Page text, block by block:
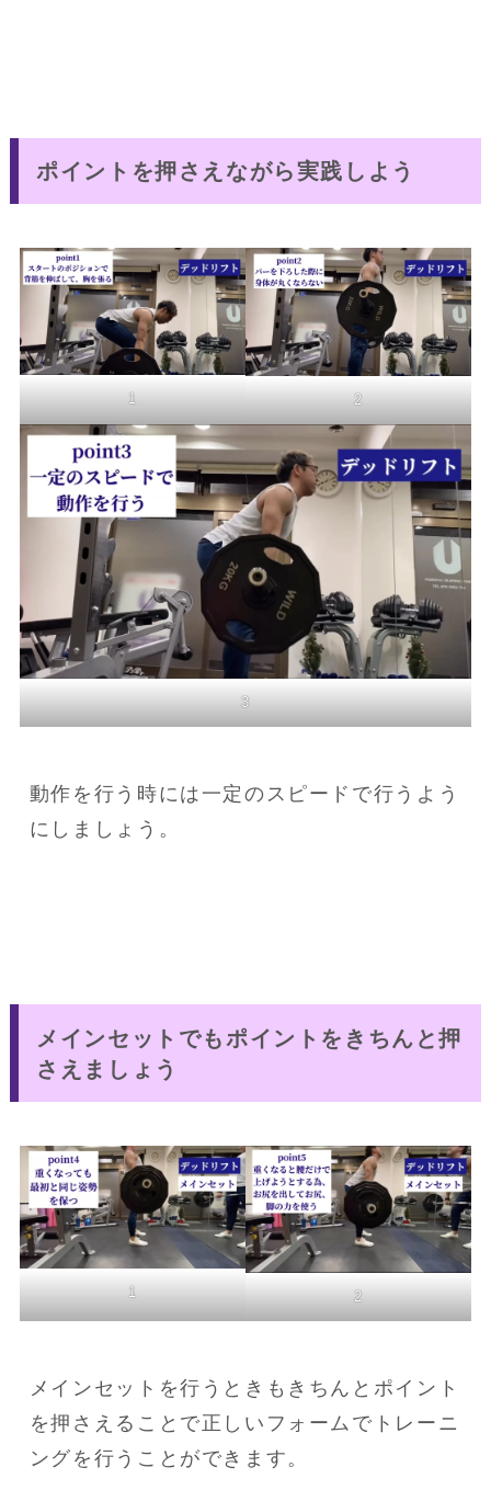
ポイントを押さえながら実践しよう
1 2
3
動作を行う時には一定のスピードで行うよう
にしましょう。
メインセットでもポイントをきちんと押
さえましょう
1 2
メインセットを行うときもきちんとポイント
を押さえることで正しいフォームでトレーニ
ングを行うことができます。